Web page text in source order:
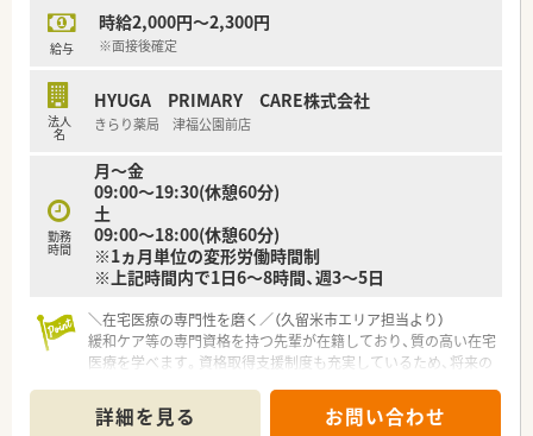
■2021年12月に東京証券取引所グロース市場へ上場を果たして
いる、安定性と成長性を兼ね備えた企業です。
特化することで、着実な事業成長を続けています。
■全国に多数の店舗を展開していますが、原則として転居を伴う
ような異動はないため安心して長く働けます。
【求人情報について】
■正社員として勤務していただく薬剤師を募集しており、経験や
スキルをしっかりと考慮して条件を決定します。
■調剤薬局での実務経験がない未経験の方や、ブランクがある方
であっても事前の相談が可能となっております。
■基本給に加えて薬剤師資格手当などの各種手当が充実してお
給与
時給2,000円～2,300円
※面接後確定
法人
名
HYUGA PRIMARY CARE株式会社
きらり薬局 津福公園前店
勤務
時間
月～金
09:00～19:30(休憩60分)
土
09:00～18:00(休憩60分)
※1ヵ月単位の変形労働時間制
※上記時間内で1日6～8時間、週3～5日
＼在宅医療の専門性を磨く／（久留米市エリア担当より）
緩和ケア等の専門資格を持つ先輩が在籍しており、質の高い在宅
医療を学べます。資格取得支援制度も充実しているため、将来の
＊------------------------------------------＊
詳細を見る お問い合わせ